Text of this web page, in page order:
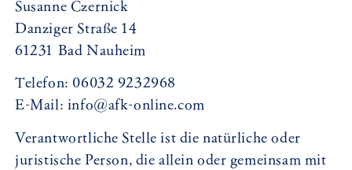
Susanne Czernick
Danziger Straße 14
61231 Bad Nauheim
Telefon: 06032 9232968
E-Mail: info@afk-online.com
Verantwortliche Stelle ist die natürliche oder
juristische Person, die allein oder gemeinsam mit